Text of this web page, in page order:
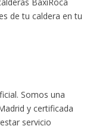
de tu caldera en tu
Somos una
y certificada
servicio